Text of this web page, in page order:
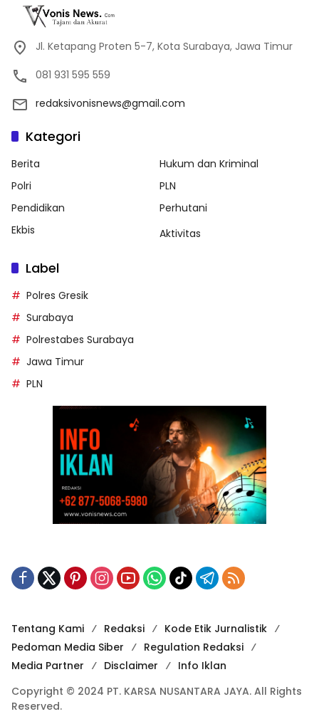
Jl. Ketapang Proten 5-7, Kota Surabaya, Jawa Timur
081 931 595 559
redaksivonisnews@gmail.com
Kategori
Berita
Hukum dan Kriminal
Polri
PLN
Pendidikan
Perhutani
Ekbis
Aktivitas
Label
Polres Gresik
Surabaya
Polrestabes Surabaya
Jawa Timur
PLN
Tentang Kami Redaksi
Kode Etik Jurnalistik
Pedoman Media Siber
Regulation Redaksi
Media Partner
Disclaimer
Info Iklan
Copyright © 2024 PT. KARSA NUSANTARA JAYA. All Rights
Reserved.